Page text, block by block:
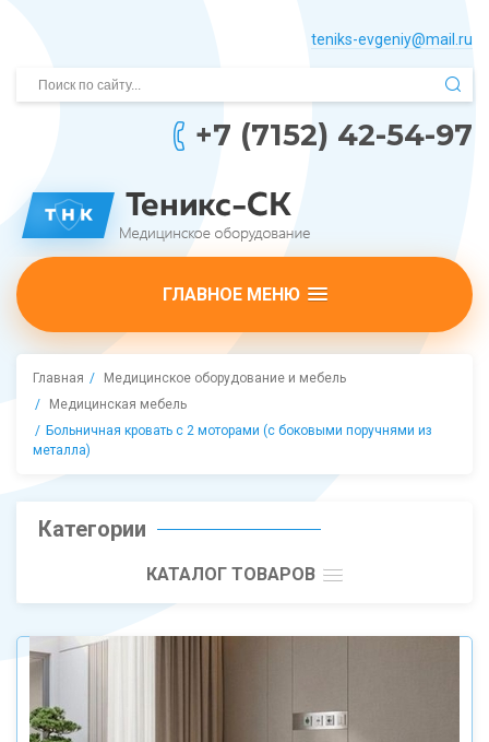
teniks-evgeniy@mail.­ru
+7 (7152) 42-54-97
ГЛАВНОЕ МЕНЮ
Главная
Медицинское оборудование и мебель
Медицинская мебель
Больничная кровать с 2 моторами (с боковыми поручнями из
металла)
Категории
КАТАЛОГ ТОВАРОВ